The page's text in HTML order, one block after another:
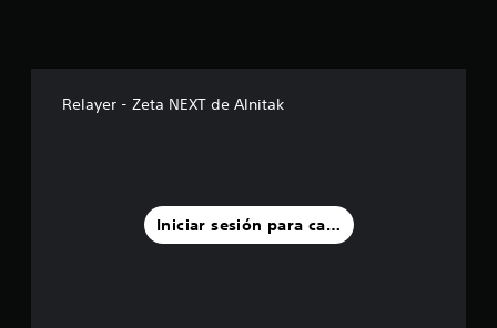
Relayer - Zeta NEXT de Alnitak
Iniciar sesión para calificar